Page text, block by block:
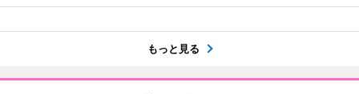
もっと見る